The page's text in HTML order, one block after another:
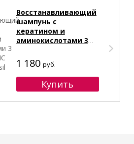
Восстанавливающий
шампунь с
кератином и
аминокислотами 3
Shampoo Masil
1 180 руб.